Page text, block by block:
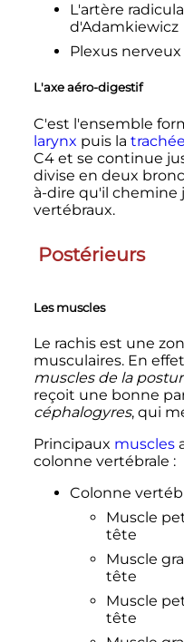
L'artère
d'Adamkiewicz
Plexus
L'axe aéro-digestif
C'est l'ensemble
larynx puis la trachée
C4 et se continue
divise en deux
à-dire qu'il chemine
vertébraux.
Postérieurs
Les muscles
Le rachis est une
musculaires. En
muscles de la
reçoit une bonne
céphalogyres, qui
Principaux muscles
colonne vertébrale :
Colonne
Muscle
tête
Muscle
tête
Muscle
tête